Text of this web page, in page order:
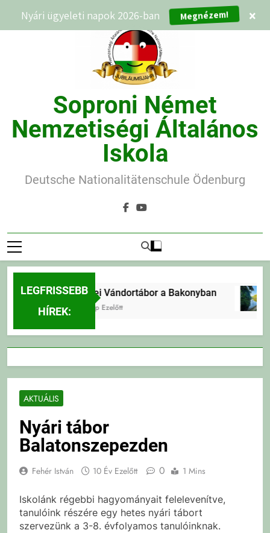
Soproni Német
Nemzetiségi Általános
Iskola
Deutsche Nationalitätenschule Ödenburg
LEGFRISSEBB
HÍREK:
Erdei Vándortábor a Bakonyban
2 Nap Ezelőtt
AKTUÁLIS
Nyári tábor
Balatonszepezden
Fehér István 10 Év Ezelőtt 0 1 Mins
Iskolánk régebbi hagyományait felelevenítve,
tanulóink részére egy hetes nyári tábort
szervezünk a 3-8. évfolyamos tanulóinknak.
Nyári ügyeleti napok 2026-ban Megnézem! ×